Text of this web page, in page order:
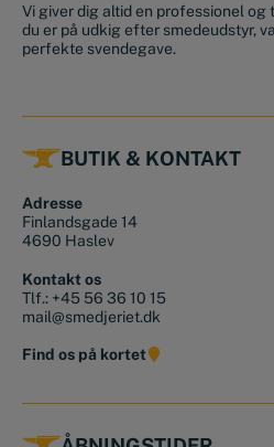
Vi giver dig altid en professionel
du er på udkig efter smedeudstyr,
perfekte svendegave.
BUTIK & KONTAKT
Adresse
Finlandsgade 14
4690 Haslev
Kontakt os
Tlf.: +45 56 36 10 15
mail@smedjeriet.dk
Find os på kortet